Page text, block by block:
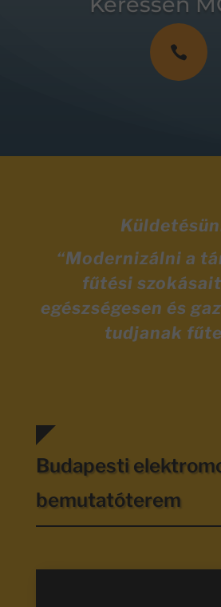

“Modernizálni a
fűtési
egészségesen és
tudjanak
Budapesti
bemutatóterem